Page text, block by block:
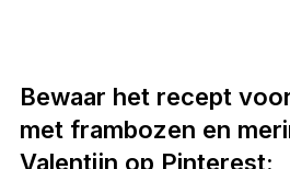
Bewaar het recept
met frambozen en
Valentijn op Pinterest: